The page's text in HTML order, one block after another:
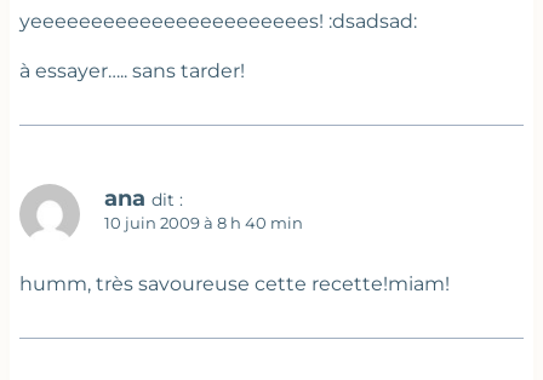
yeeeeeeeeeeeeeeeeeeeeeees! :dsadsad:
à essayer….. sans tarder!
ana dit :
10 juin 2009 à 8 h 40 min
humm, très savoureuse cette recette!miam!